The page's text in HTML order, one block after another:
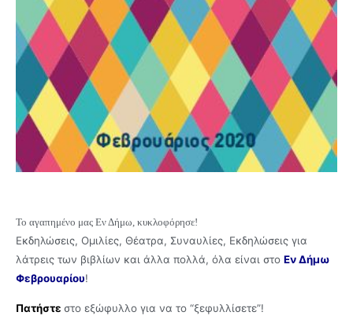
Το αγαπημένο μας Εν Δήμω, κυκλοφόρησε!
Εκδηλώσεις, Ομιλίες, Θέατρα, Συναυλίες, Εκδηλώσεις για
λάτρεις των βιβλίων και άλλα πολλά, όλα είναι στο Εν Δήμω
Φεβρουαρίου!
Πατήστε στο εξώφυλλο για να το “ξεφυλλίσετε”!